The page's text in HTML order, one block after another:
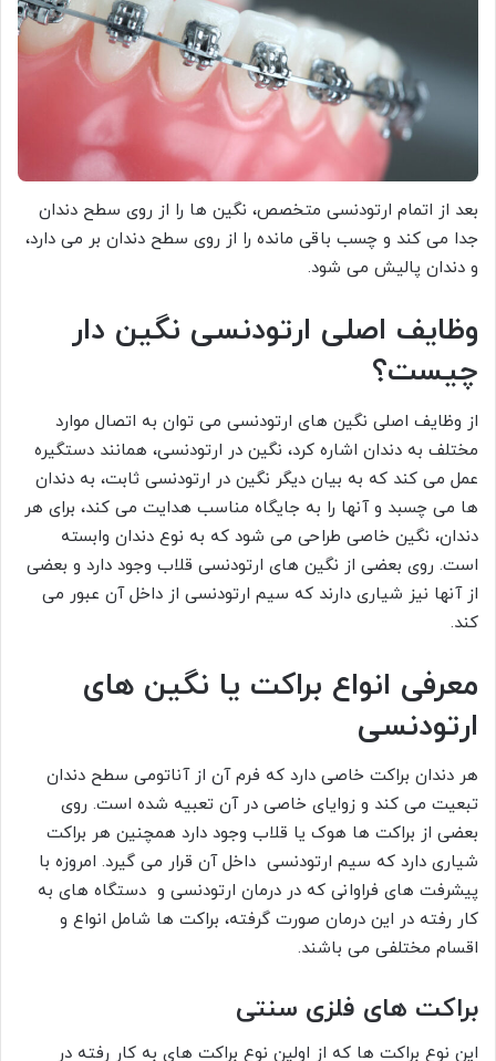
بعد از اتمام ارتودنسی متخصص، نگین ها را از روی سطح دندان
جدا می کند و چسب باقی مانده را از روی سطح دندان بر می دارد،
و دندان پالیش می شود.
وظایف اصلی ارتودنسی نگین دار
چیست؟
از وظایف اصلی نگین های ارتودنسی می توان به اتصال موارد
مختلف به دندان اشاره کرد، نگین در ارتودنسی، همانند دستگیره
عمل می کند که به بیان دیگر نگین در ارتودنسی ثابت، به دندان
ها می چسبد و آنها را به جایگاه مناسب هدایت می کند، برای هر
دندان، نگین خاصی طراحی می شود که به نوع دندان وابسته
است. روی بعضی از نگین های ارتودنسی قلاب وجود دارد و بعضی
از آنها نیز شیاری دارند که سیم ارتودنسی از داخل آن عبور می
کند.
معرفی انواع براکت یا نگین های
ارتودنسی
هر دندان براکت خاصی دارد که فرم آن از آناتومی سطح دندان
تبعیت می کند و زوایای خاصی در آن تعبیه شده است. روی
بعضی از براکت ها هوک یا قلاب وجود دارد همچنین هر براکت
شیاری دارد که سیم ارتودنسی داخل آن قرار می گیرد. امروزه با
پیشرفت های فراوانی که در درمان ارتودنسی و دستگاه های به
کار رفته در این درمان صورت گرفته، براکت ها شامل انواع و
اقسام مختلفی می باشند.
براکت های فلزی سنتی
این نوع براکت ها که از اولین نوع براکت های به کار رفته در